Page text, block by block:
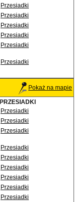
Przesiadki
Przesiadki
Przesiadki
Przesiadki
Przesiadki
Przesiadki
Pokaż na mapie
PRZESIADKI
Przesiadki
Przesiadki
Przesiadki
Przesiadki
Przesiadki
Przesiadki
Przesiadki
Przesiadki
Przesiadki